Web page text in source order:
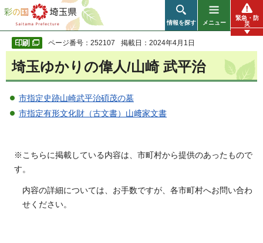
彩の国 埼玉県
情報を探す メニュー
緊急・防
災
ページ番号：252107 掲載日：2024年4月1日
埼玉ゆかりの偉人/山崎 武平治
市指定史跡山崎武平治碩茂の墓
市指定有形文化財（古文書）山﨑家文書
※こちらに掲載している内容は、市町村から提供のあったもので
す。
内容の詳細については、お手数ですが、各市町村へお問い合わ
せください。